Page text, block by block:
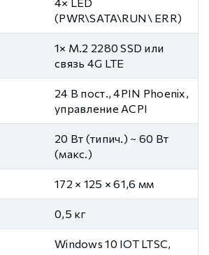
(PWR\SATA\RUN\ ERR)
1× M.2 2280 SSD или
связь 4G LTE
24 В пост., 4PIN Phoenix,
управление ACPI
20 Вт (типич.) ~ 60 Вт
(макс.)
172 × 125 × 61,6 мм
0,5 кг
Windows 10 IOT LTSC,